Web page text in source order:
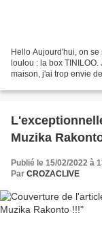
Hello Aujourd'hui, on
loulou : la box
maison, j'ai trop envie
Muzika
Publié le 15/02/2022 à
Par CROZACLIVE